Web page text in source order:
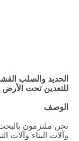
الحديد والصلب
للتعدين تحت الأرض
الوصف
نحن ملتزمون
وآلات البناء وآلات